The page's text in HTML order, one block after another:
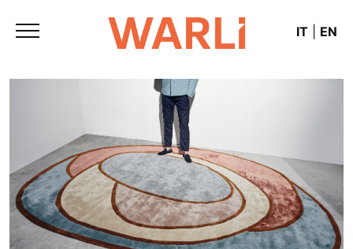
IT EN